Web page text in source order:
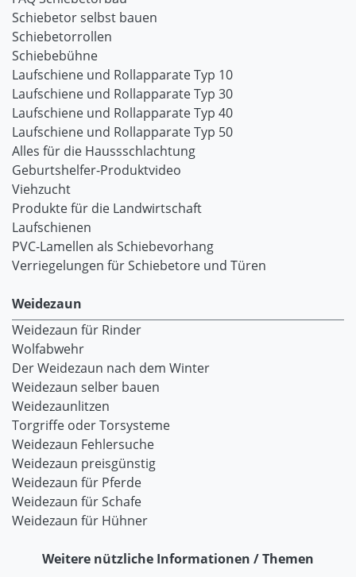
Schiebetor selbst bauen
Schiebetorrollen
Schiebebühne
Laufschiene und Rollapparate Typ 10
Laufschiene und Rollapparate Typ 30
Laufschiene und Rollapparate Typ 40
Laufschiene und Rollapparate Typ 50
Alles für die Haussschlachtung
Geburtshelfer-Produktvideo
Viehzucht
Produkte für die Landwirtschaft
Laufschienen
PVC-Lamellen als Schiebevorhang
Verriegelungen für Schiebetore und Türen
Weidezaun
Weidezaun für Rinder
Wolfabwehr
Der Weidezaun nach dem Winter
Weidezaun selber bauen
Weidezaunlitzen
Torgriffe oder Torsysteme
Weidezaun Fehlersuche
Weidezaun preisgünstig
Weidezaun für Pferde
Weidezaun für Schafe
Weidezaun für Hühner
Weitere nützliche Informationen / Themen